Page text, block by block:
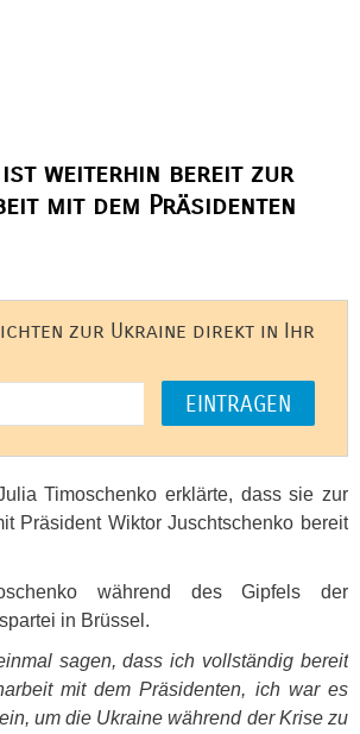
ist weiterhin bereit zur
mit dem Präsidenten
zur Ukraine direkt in Ihr
Timoschenko erklärte, dass sie zur
Präsident Wiktor Juschtschenko bereit
während des Gipfels der
in Brüssel.
sagen, dass ich vollständig bereit
mit dem Präsidenten, ich war es
um die Ukraine während der Krise zu